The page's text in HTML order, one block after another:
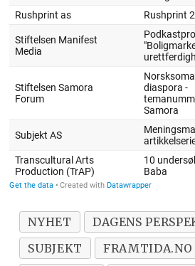
NYHET
DAGENS
SUBJEKT
FRAMTIDA.NO